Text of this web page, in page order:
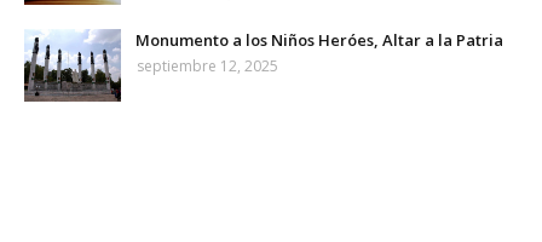
Monumento a los Niños Heróes, Altar a la Patria
septiembre 12, 2025